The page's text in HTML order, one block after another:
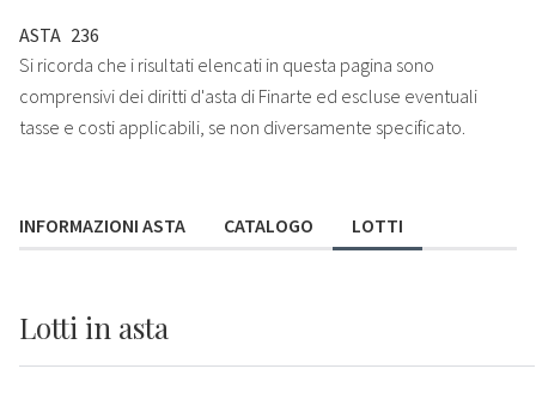
ASTA 236
Si ricorda che i risultati elencati in questa pagina sono
comprensivi dei diritti d'asta di Finarte ed escluse eventuali
tasse e costi applicabili, se non diversamente specificato.
INFORMAZIONI ASTA CATALOGO LOTTI
Lotti in asta